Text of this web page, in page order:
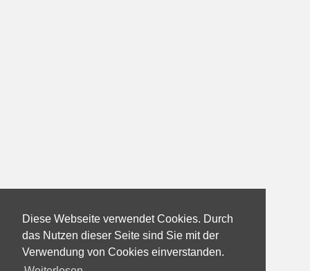
Diese Webseite verwendet Cookies. Durch
das Nutzen dieser Seite sind Sie mit der
Verwendung von Cookies einverstanden.